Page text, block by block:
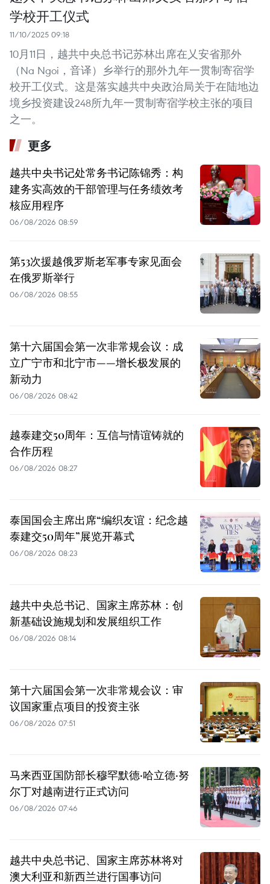
学校开工仪式
11/10/2025 09:18
10月11日，越共中央总书记苏林出席在乂安省那外
（Na Ngoi，音译）乡举行的那外九年一贯制寄宿学
校开工仪式。这是落实越共中央政治局关于在陆地边
境乡投资建设248所九年一贯制寄宿学校主张的项目
之一。
更多
越共中央书记处常务书记陈锦秀：构
建务实高效的干部管理与任务绩效考
核应用程序
06/08/2026 08:59
第53次援越俄罗斯老军事专家见面会
在俄罗斯举行
06/08/2026 08:55
第十六届国会第一次非常规会议：成
立广宁市和北宁市——增长极发展的
新动力
06/08/2026 08:42
越泰建交50周年：互信与情谊铸就的
合作历程
06/08/2026 08:27
泰国国会主席出席“编织友谊：纪念越
泰建交50周年”展览开幕式
06/08/2026 08:23
越共中央总书记、国家主席苏林：创
新基础设施规划和发展组织工作
06/08/2026 08:14
第十六届国会第一次非常规会议：审
议国家重点项目的投资主张
06/08/2026 07:51
马来西亚国防部长穆罕默德·哈立德·努
尔丁对越南进行正式访问
06/08/2026 07:46
越共中央总书记、国家主席苏林将对
澳大利亚和新西兰进行国事访问